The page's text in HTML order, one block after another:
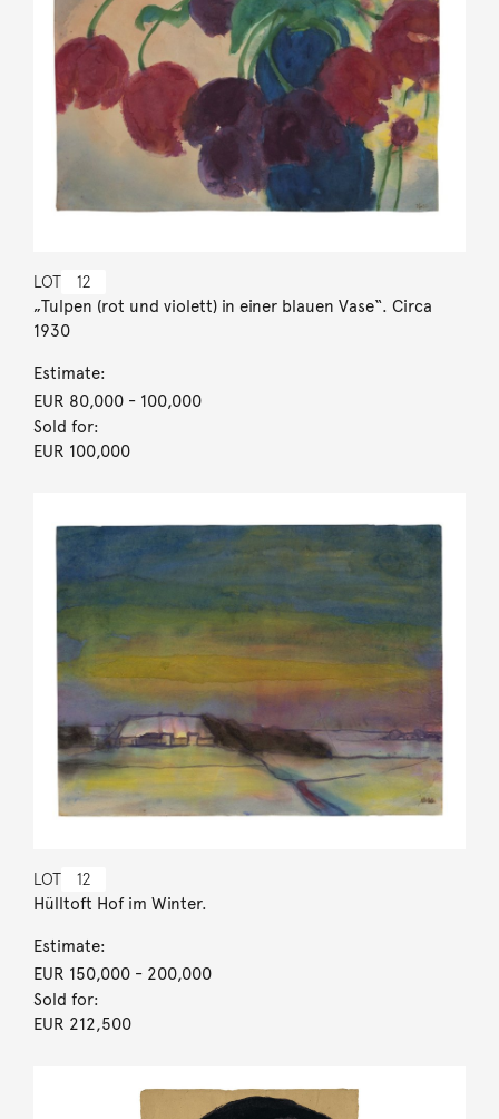
LOT 12
„Tulpen (rot und violett) in einer blauen Vase“. Circa
1930
Estimate:
EUR 80,000- 100,000
Sold for:
EUR 100,000
LOT 12
Hülltoft Hof im Winter.
Estimate:
EUR 150,000- 200,000
Sold for:
EUR 212,500